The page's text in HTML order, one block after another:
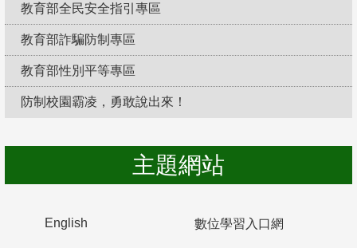
教育部全民安全指引專區
教育部詐騙防制專區
教育部性別平等專區
防制校園霸凌，勇敢說出來！
主題網站
English 數位學習入口網